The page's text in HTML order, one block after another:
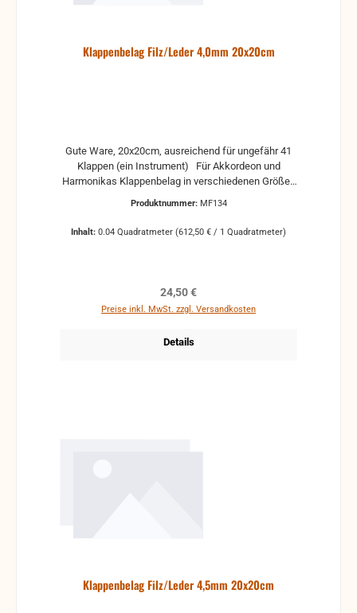
Klappenbelag Filz/Leder 4,0mm 20x20cm
Gute Ware, 20x20cm, ausreichend für ungefähr 41
Klappen (ein Instrument) Für Akkordeon und
Harmonikas Klappenbelag in verschiedenen Größen
Klappenbeläge nicht in die richtige Passform zu. Sie
Produktnummer: MF134
Inhalt: 0.04 Quadratmeter (612,50 € / 1 Quadratmeter)
Regulärer Preis:
24,50 €
Preise inkl. MwSt. zzgl. Versandkosten
Details
Klappenbelag Filz/Leder 4,5mm 20x20cm